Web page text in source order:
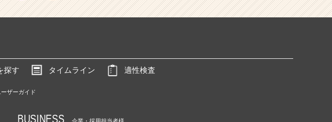
探す タイムライン 適性検査
ザーガイド
BUSINESS